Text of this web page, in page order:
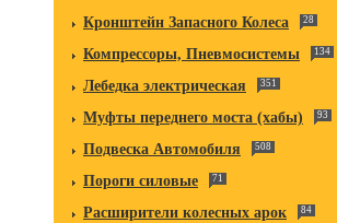
Кронштейн Запасного Колеса 28
Компрессоры, Пневмосистемы 134
Лебедка электрическая 351
Муфты переднего моста (хабы) 93
Подвеска Автомобиля 508
Пороги силовые 71
Расширители колесных арок 84